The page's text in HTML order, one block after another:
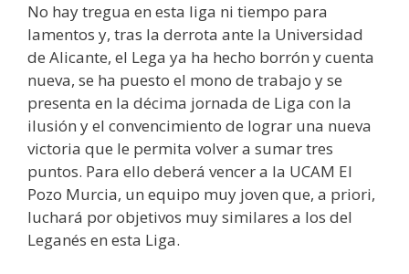
No hay tregua en esta liga ni tiempo para
lamentos y, tras la derrota ante la Universidad
de Alicante, el Lega ya ha hecho borrón y cuenta
nueva, se ha puesto el mono de trabajo y se
presenta en la décima jornada de Liga con la
ilusión y el convencimiento de lograr una nueva
victoria que le permita volver a sumar tres
puntos. Para ello deberá vencer a la UCAM El
Pozo Murcia, un equipo muy joven que, a priori,
luchará por objetivos muy similares a los del
Leganés en esta Liga.